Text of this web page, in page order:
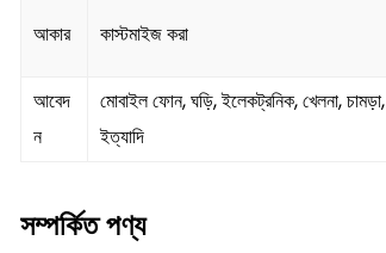
আকার কাস্টমাইজ করা
আবেদ
ন
মোবাইল ফোন, ঘড়ি, ইলেকট্রনিক, খেলনা, চামড়া,
ইত্যাদি
সম্পর্কিত পণ্য